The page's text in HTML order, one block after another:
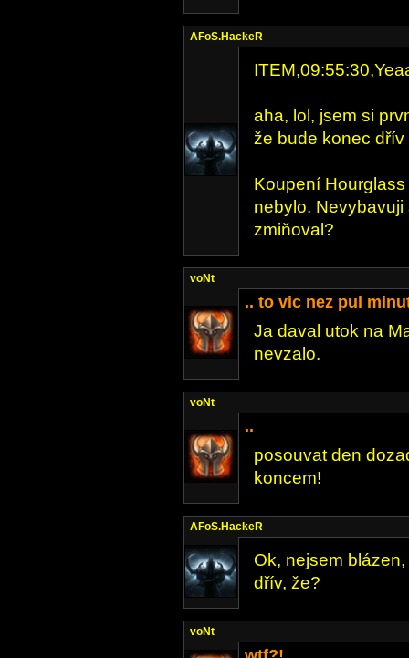
AFoS.HackeR
aha, lol, jsem si
že bude konec dřív
Koupení
nebylo.
zmiňoval?
voNt
.. to vic nez pul
Ja daval utok na
nevzalo.
voNt
..
posouvat den
koncem!
AFoS.HackeR
Ok, nejsem
dřív, že?
voNt